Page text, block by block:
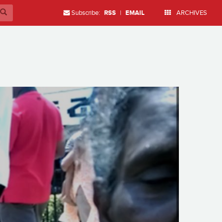
Subscribe: RSS | EMAIL ARCHIVES